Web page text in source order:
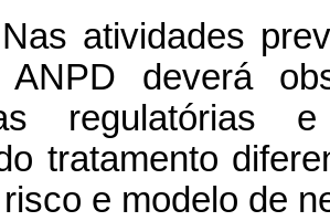
atividades
deverá
regulatórias
tratamento
e modelo de